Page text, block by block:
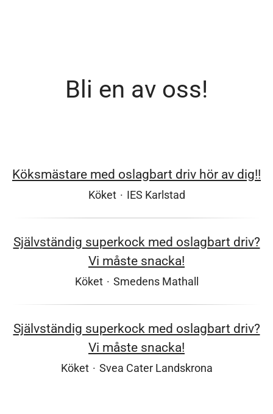
Bli en av oss!
Köksmästare med oslagbart driv hör av dig!!
Köket · IES Karlstad
Självständig superkock med oslagbart driv?
Vi måste snacka!
Köket · Smedens Mathall
Självständig superkock med oslagbart driv?
Vi måste snacka!
Köket · Svea Cater Landskrona